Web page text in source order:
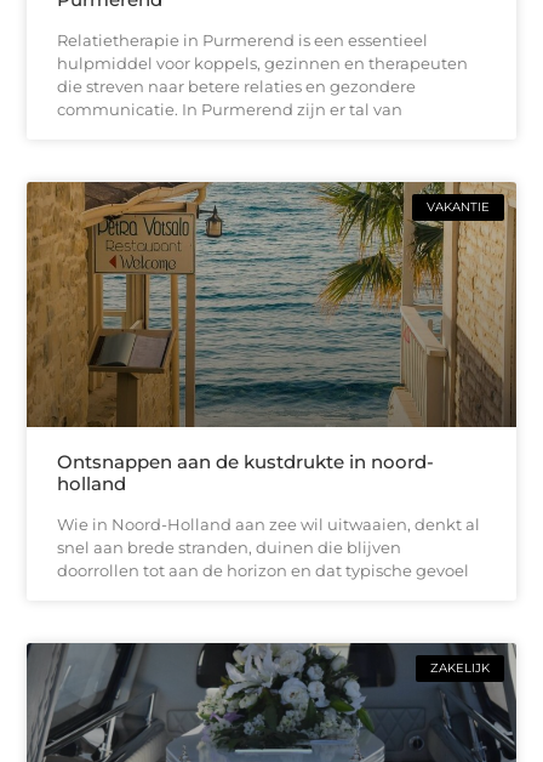
Relatietherapie in Purmerend is een essentieel
hulpmiddel voor koppels, gezinnen en therapeuten
die streven naar betere relaties en gezondere
communicatie. In Purmerend zijn er tal van
VAKANTIE
Ontsnappen aan de kustdrukte in noord-
holland
Wie in Noord-Holland aan zee wil uitwaaien, denkt al
snel aan brede stranden, duinen die blijven
doorrollen tot aan de horizon en dat typische gevoel
ZAKELIJK